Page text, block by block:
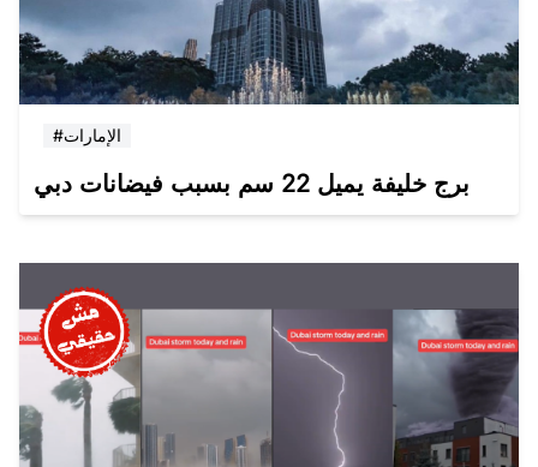
#الإمارات
برج خليفة يميل 22 سم بسبب فيضانات دبي